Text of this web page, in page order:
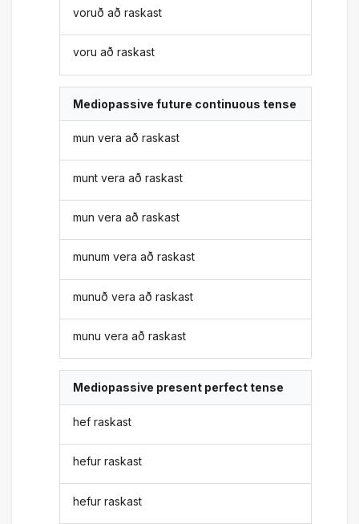
voruð að raskast
voru að raskast
Mediopassive future continuous tense
mun vera að raskast
munt vera að raskast
mun vera að raskast
munum vera að raskast
munuð vera að raskast
munu vera að raskast
Mediopassive present perfect tense
hef raskast
hefur raskast
hefur raskast